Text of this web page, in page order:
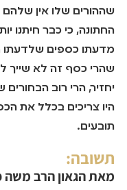
שההורים שלו אין
החתונה, כי כבר חיתנו
מדעתו כספים שלדעתו
שהרי כסף זה לא שייך
יחזיר, הרי רוב
היו צריכים בכלל את
תובעים.
תשובה:
מאתהגאון הרב משה